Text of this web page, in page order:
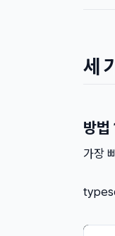
세
방법
가장